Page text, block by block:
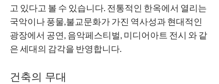
고 있다고 볼 수 있습니다. 전통적인 한옥에서 열리는
국악이나 풍물,불교문화가 가진 역사성과 현대적인
광장에서 공연, 음악페스티벌, 미디어아트 전시 와 같
은 세대의 감각을 반영합니다.
건축의 무대